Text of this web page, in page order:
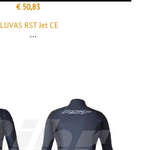
€ 50,83
LUVAS RST Jet CE